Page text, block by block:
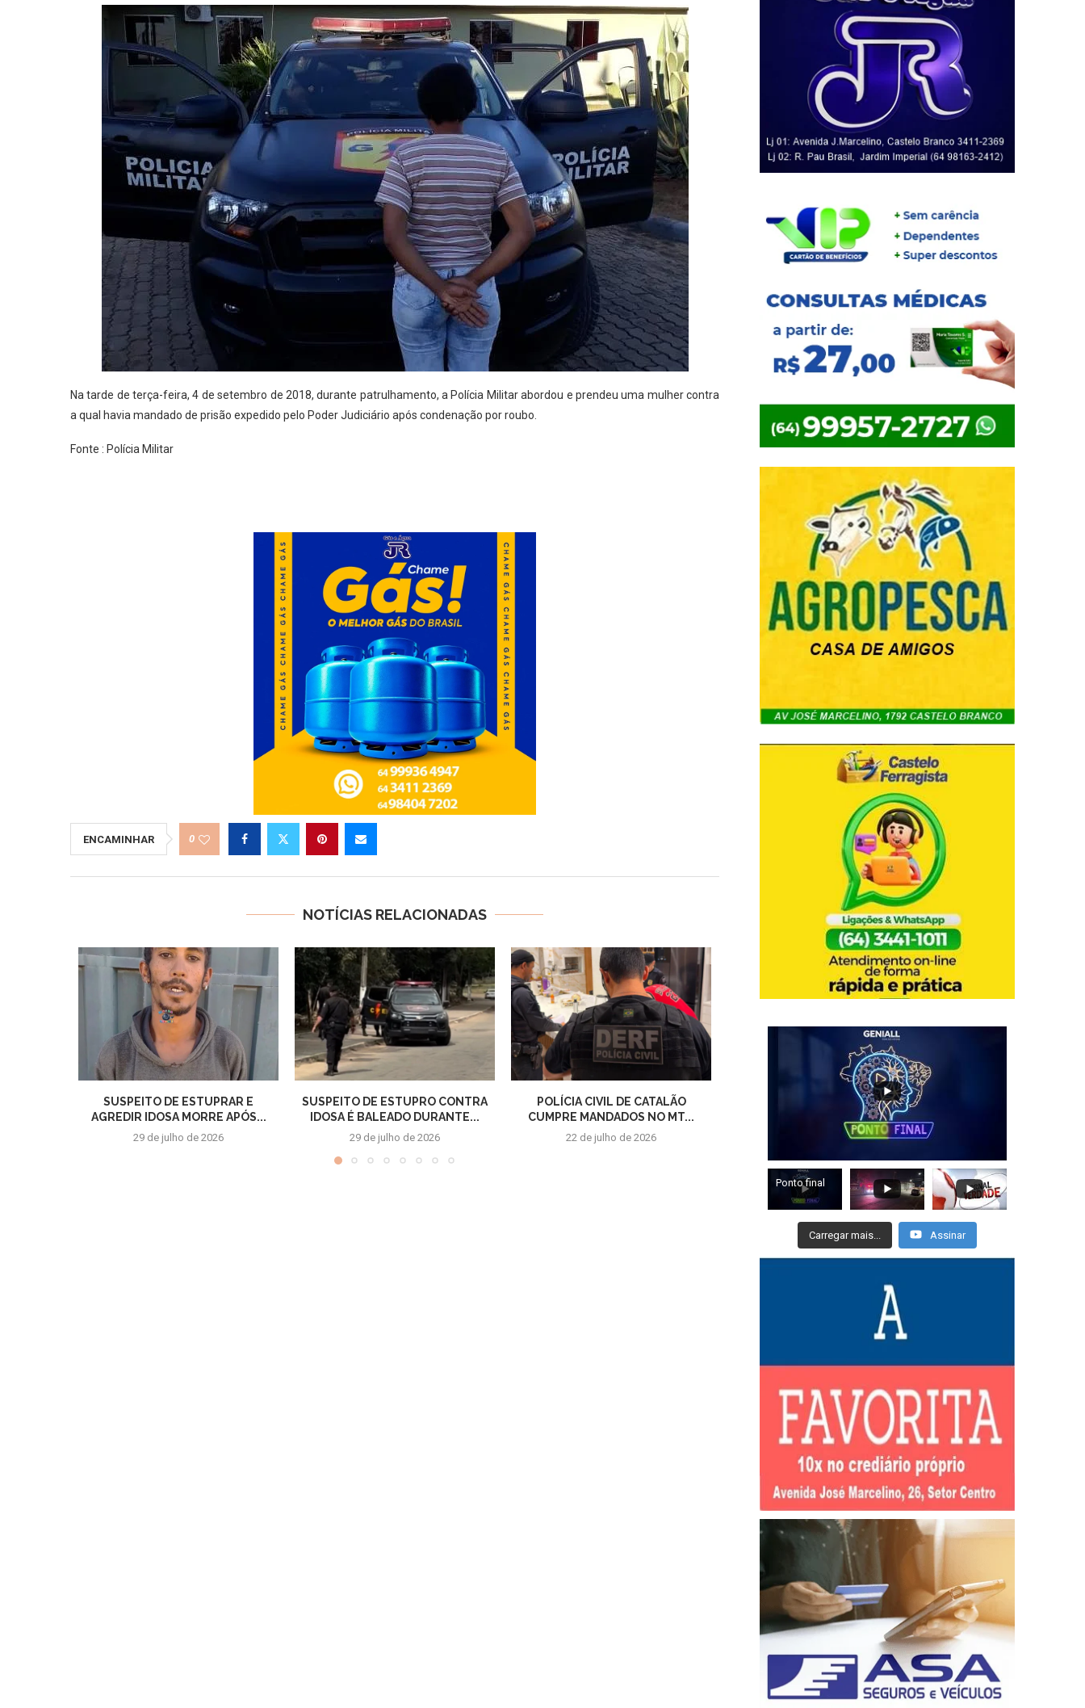
Na tarde de terça-feira, 4 de setembro de 2018, durante patrulhamento, a Polícia Militar abordou e prendeu uma mulher contra
a qual havia mandado de prisão expedido pelo Poder Judiciário após condenação por roubo.
Fonte : Polícia Militar
ENCAMINHAR 0
NOTÍCIAS RELACIONADAS
SUSPEITO DE ESTUPRAR E
AGREDIR IDOSA MORRE APÓS...
29 de julho de 2026
SUSPEITO DE ESTUPRO CONTRA
IDOSA É BALEADO DURANTE...
29 de julho de 2026
POLÍCIA CIVIL DE CATALÃO
CUMPRE MANDADOS NO MT...
22 de julho de 2026
CPE PRENDE CINCO SUSPEITOS
POR SEQUESTRO, TORTURA,
ROUBO,...
Ponto final
Carregar mais... Assinar